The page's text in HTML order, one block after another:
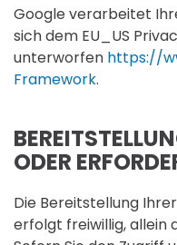
Google verarbeitet
sich dem EU_US
unterworfen https://
Framework.
ODER
Die Bereitstellung
erfolgt freiwillig, allein